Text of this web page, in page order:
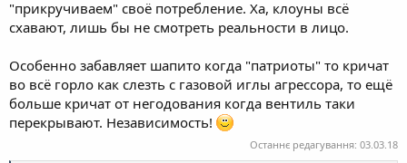
"прикручиваем" своё потребление. Ха, клоуны всё
схавают, лишь бы не смотреть реальности в лицо.
Особенно забавляет шапито когда "патриоты" то кричат
во всё горло как слезть с газовой иглы агрессора, то ещё
больше кричат от негодования когда вентиль таки
перекрывают. Независимость!
Останнє редагування: 03.03.18